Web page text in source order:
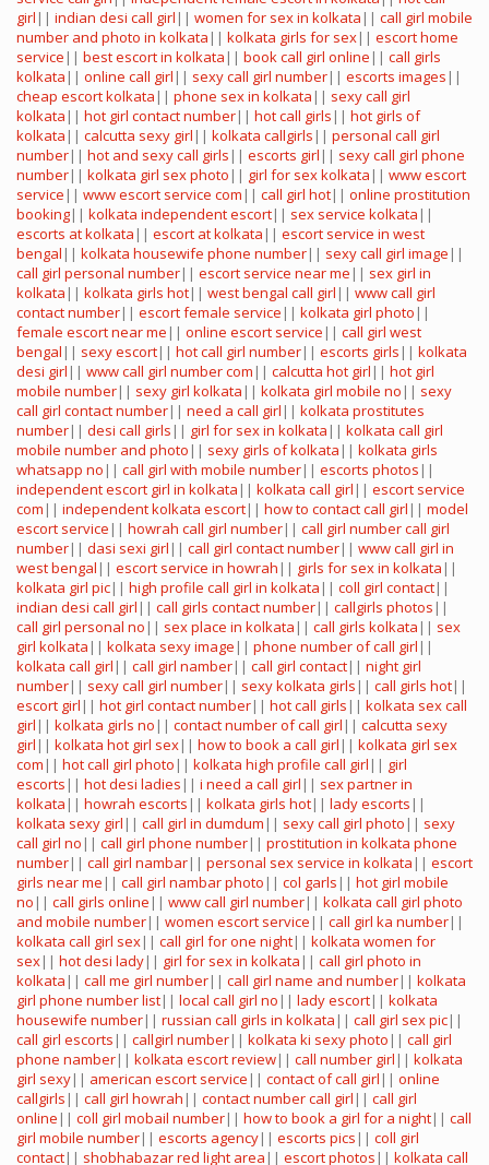
girl || indian desi call girl || women for sex in kolkata || call girl mobile
number and photo in kolkata || kolkata girls for sex|| escort home
service || best escort in kolkata || book call girl online || call girls
kolkata || online call girl || sexy call girl number|| escorts images ||
cheap escort kolkata || phone sex in kolkata || sexy call girl
kolkata || hot girl contact number|| hot call girls || hot girls of
kolkata || calcutta sexy girl || kolkata callgirls || personal call girl
number|| hot and sexy call girls || escorts girl || sexy call girl phone
number|| kolkata girl sex photo || girl for sex kolkata || www escort
service || www escort service com || call girl hot|| online prostitution
booking|| kolkata independent escort|| sex service kolkata ||
escorts at kolkata || escort at kolkata || escort service in west
bengal || kolkata housewife phone number|| sexy call girl image ||
call girl personal number|| escort service near me || sex girl in
kolkata || kolkata girls hot|| west bengal call girl || www call girl
contact number|| escort female service || kolkata girl photo ||
female escort near me || online escort service || call girl west
bengal || sexy escort|| hot call girl number|| escorts girls || kolkata
desi girl || www call girl number com || calcutta hot girl || hot girl
mobile number|| sexy girl kolkata || kolkata girl mobile no || sexy
call girl contact number|| need a call girl || kolkata prostitutes
number|| desi call girls || girl for sex in kolkata || kolkata call girl
mobile number and photo || sexy girls of kolkata || kolkata girls
whatsapp no || call girl with mobile number|| escorts photos ||
independent escort girl in kolkata || kolkata call girl || escort service
com || independent kolkata escort|| how to contact call girl || model
escort service || howrah call girl number|| call girl number call girl
number|| dasi sexi girl || call girl contact number|| www call girl in
west bengal || escort service in howrah || girls for sex in kolkata ||
kolkata girl pic|| high profile call girl in kolkata || coll girl contact||
indian desi call girl || call girls contact number|| callgirls photos ||
call girl personal no || sex place in kolkata || call girls kolkata || sex
girl kolkata || kolkata sexy image || phone number of call girl ||
kolkata call girl || call girl namber|| call girl contact|| night girl
number|| sexy call girl number|| sexy kolkata girls || call girls hot||
escort girl || hot girl contact number|| hot call girls || kolkata sex call
girl || kolkata girls no || contact number of call girl || calcutta sexy
girl || kolkata hot girl sex|| how to book a call girl || kolkata girl sex
com || hot call girl photo || kolkata high profile call girl || girl
escorts || hot desi ladies || i need a call girl || sex partner in
kolkata || howrah escorts || kolkata girls hot|| lady escorts ||
kolkata sexy girl || call girl in dumdum || sexy call girl photo || sexy
call girl no || call girl phone number|| prostitution in kolkata phone
number|| call girl nambar|| personal sex service in kolkata || escort
girls near me || call girl nambar photo || col garls || hot girl mobile
no || call girls online || www call girl number|| kolkata call girl photo
and mobile number|| women escort service || call girl ka number||
kolkata call girl sex|| call girl for one night|| kolkata women for
sex|| hot desi lady|| girl for sex in kolkata || call girl photo in
kolkata || call me girl number|| call girl name and number|| kolkata
girl phone number list|| local call girl no || lady escort|| kolkata
housewife number|| russian call girls in kolkata || call girl sex pic||
call girl escorts || callgirl number|| kolkata ki sexy photo || call girl
phone namber|| kolkata escort review|| call number girl || kolkata
girl sexy|| american escort service || contact of call girl || online
callgirls || call girl howrah || contact number call girl || call girl
online || coll girl mobail number|| how to book a girl for a night|| call
girl mobile number|| escorts agency|| escorts pics || coll girl
contact|| shobhabazar red light area || escort photos || kolkata call